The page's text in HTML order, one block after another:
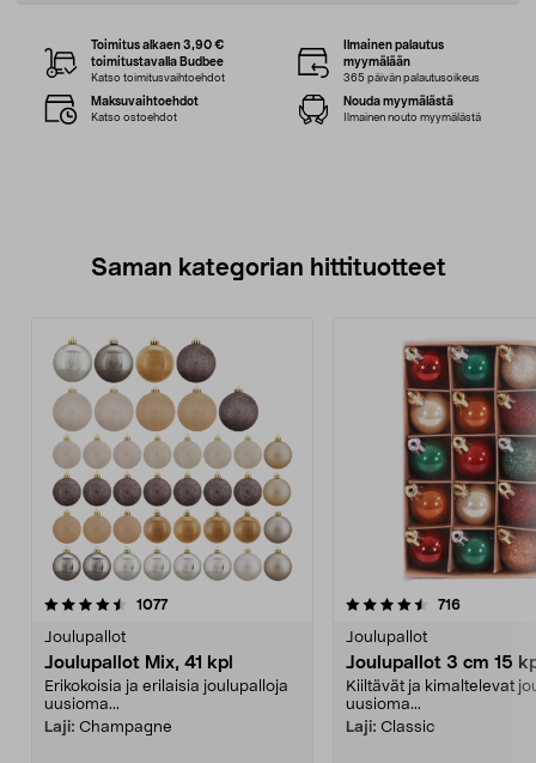
Toimitus alkaen 3,90 €
toimitustavalla Budbee
Katso toimitusvaihtoehdot
Ilmainen palautus
myymälään
365 päivän palautusoikeus
Maksuvaihtoehdot
Katso ostoehdot
Nouda myymälästä
Ilmainen nouto myymälästä
Saman kategorian hittituotteet
1077arvostelut
Joulupallot
Joulupallot Mix, 41 kpl
Erikokoisia ja erilaisia joulupalloja
uusioma...
Laji: Champagne
4.5 viidestä
716arvostelut
Joulupallot
Joulupallot 3 cm 15
Kiiltävät ja kimaltelevat
uusioma...
Laji: Classic
4.5 viidestä